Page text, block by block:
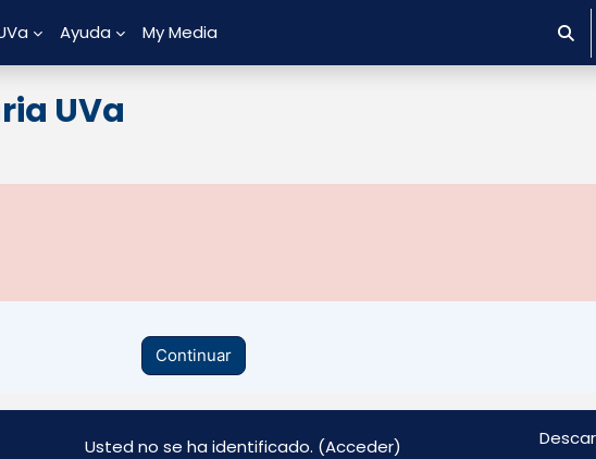
Ayuda My Media
UVa
Continuar
Usted no se ha identificado. (Acceder)